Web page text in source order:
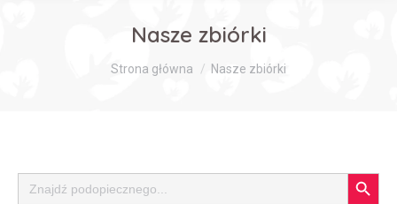
Nasze zbiórki
Jesteś tutaj:
Strona główna Nasze zbiórki
Search
for:
Search Button